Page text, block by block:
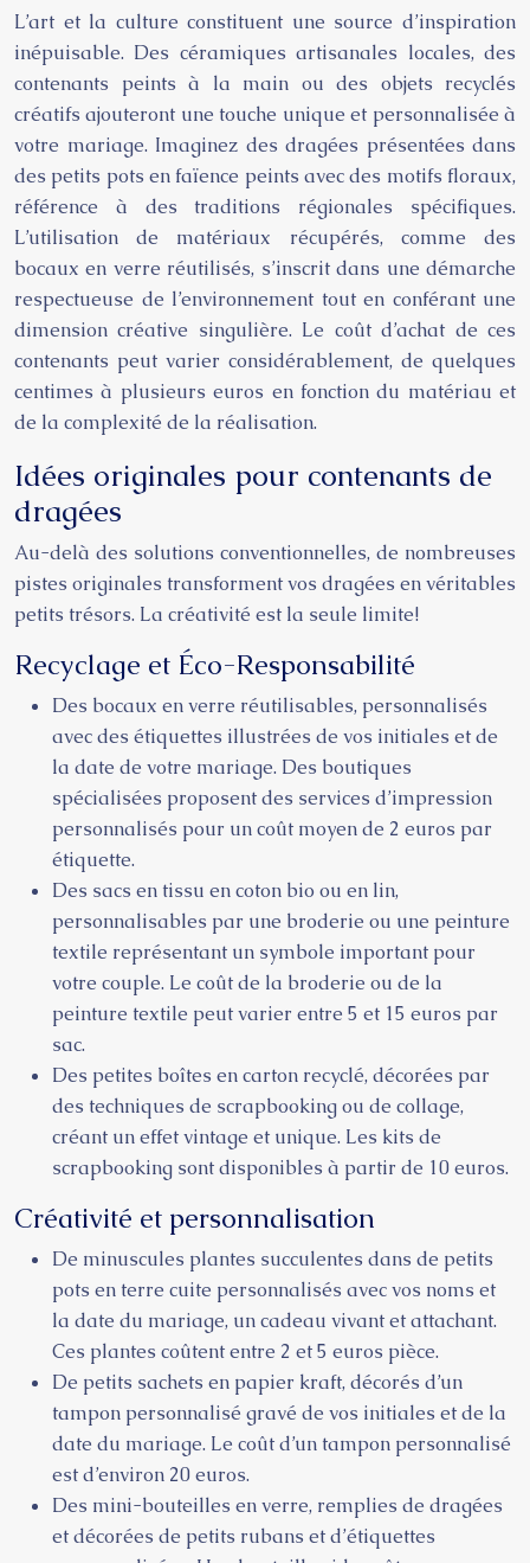
L’art et la culture constituent une source d’inspiration
inépuisable. Des céramiques artisanales locales, des
contenants peints à la main ou des objets recyclés
créatifs ajouteront une touche unique et personnalisée à
votre mariage. Imaginez des dragées présentées dans
des petits pots en faïence peints avec des motifs floraux,
référence à des traditions régionales spécifiques.
L’utilisation de matériaux récupérés, comme des
bocaux en verre réutilisés, s’inscrit dans une démarche
respectueuse de l’environnement tout en conférant une
dimension créative singulière. Le coût d’achat de ces
contenants peut varier considérablement, de quelques
centimes à plusieurs euros en fonction du matériau et
de la complexité de la réalisation.
Idées originales pour contenants de
dragées
Au-delà des solutions conventionnelles, de nombreuses
pistes originales transforment vos dragées en véritables
petits trésors. La créativité est la seule limite!
Recyclage et Éco-Responsabilité
Des bocaux en verre réutilisables, personnalisés
avec des étiquettes illustrées de vos initiales et de
la date de votre mariage. Des boutiques
spécialisées proposent des services d’impression
personnalisés pour un coût moyen de 2 euros par
étiquette.
Des sacs en tissu en coton bio ou en lin,
personnalisables par une broderie ou une peinture
textile représentant un symbole important pour
votre couple. Le coût de la broderie ou de la
peinture textile peut varier entre 5 et 15 euros par
sac.
Des petites boîtes en carton recyclé, décorées par
des techniques de scrapbooking ou de collage,
créant un effet vintage et unique. Les kits de
scrapbooking sont disponibles à partir de 10 euros.
Créativité et personnalisation
De minuscules plantes succulentes dans de petits
pots en terre cuite personnalisés avec vos noms et
la date du mariage, un cadeau vivant et attachant.
Ces plantes coûtent entre 2 et 5 euros pièce.
De petits sachets en papier kraft, décorés d’un
tampon personnalisé gravé de vos initiales et de la
date du mariage. Le coût d’un tampon personnalisé
est d’environ 20 euros.
Des mini-bouteilles en verre, remplies de dragées
et décorées de petits rubans et d’étiquettes